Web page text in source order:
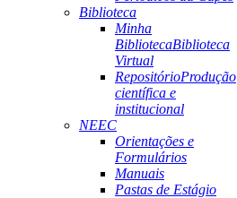
Biblioteca
Minha
BibliotecaBiblioteca
Virtual
RepositórioProdução
científica e
institucional
NEEC
Orientações e
Formulários
Manuais
Pastas de Estágio